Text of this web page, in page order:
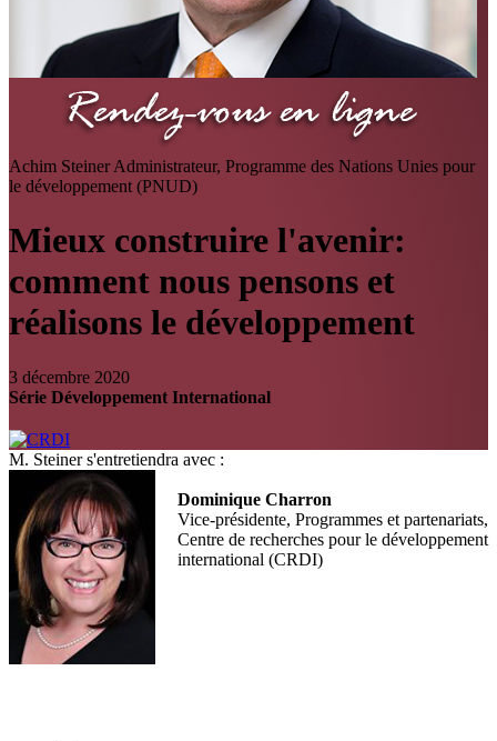
Achim Steiner Administrateur, Programme des Nations Unies pour
le développement (PNUD)
Mieux construire l'avenir:
comment nous pensons et
réalisons le développement
3 décembre 2020
Série Développement International
M. Steiner s'entretiendra avec :
Dominique Charron
Vice-présidente, Programmes et partenariats,
Centre de recherches pour le développement
international (CRDI)